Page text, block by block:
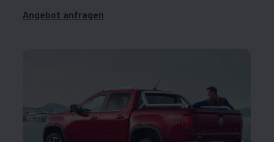
Angebot anfragen